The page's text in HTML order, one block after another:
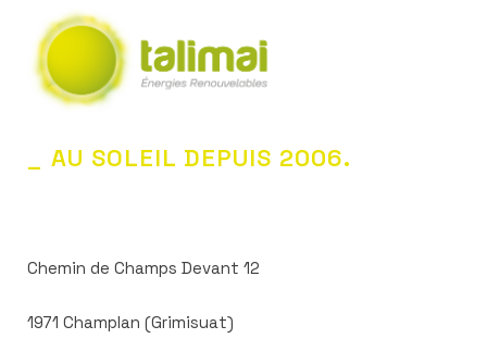
_ AU SOLEIL DEPUIS 2006.
Chemin de Champs Devant 12
1971 Champlan (Grimisuat)